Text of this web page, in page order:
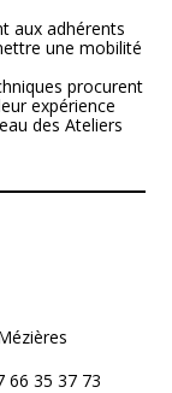
aux adhérents
une mobilité
procurent
expérience
des Ateliers
66 35 37 73